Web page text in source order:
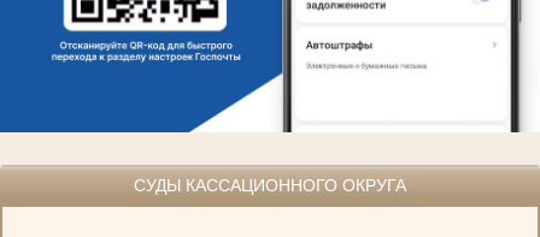
СУДЫ КАССАЦИОННОГО ОКРУГА